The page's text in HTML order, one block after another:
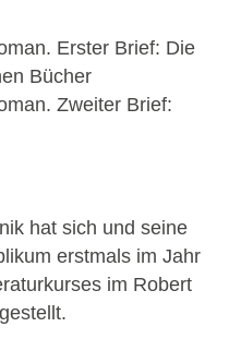
Erster Brief: Die
Bücher
Zweiter Brief:
hat sich und seine
erstmals im Jahr
im Robert